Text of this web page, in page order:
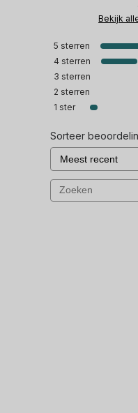
Bekijk
5 sterren
4 sterren
3 sterren
2 sterren
1 ster
Sorteer